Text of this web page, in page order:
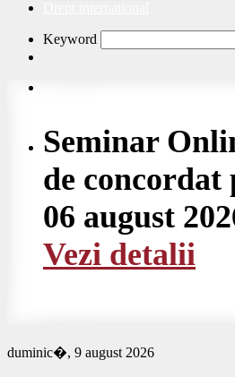
Keyword
Seminar
de concordat
06 august
Vezi detalii
duminic�, 9 august 2026